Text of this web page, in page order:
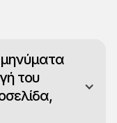
του